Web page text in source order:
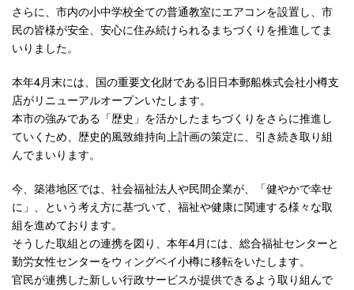
さらに、市内の小中学校全ての普通教室にエアコンを設置し、市
民の皆様が安全、安心に住み続けられるまちづくりを推進してま
いりました。
本年4月末には、国の重要文化財である旧日本郵船株式会社小樽支
店がリニューアルオープンいたします。
本市の強みである「歴史」を活かしたまちづくりをさらに推進し
ていくため、歴史的風致維持向上計画の策定に、引き続き取り組
んでまいります。
今、築港地区では、社会福祉法人や民間企業が、「健やかで幸せ
に」、という考え方に基づいて、福祉や健康に関連する様々な取
組を進めております。
そうした取組との連携を図り、本年4月には、総合福祉センターと
勤労女性センターをウィングベイ小樽に移転をいたします。
官民が連携した新しい行政サービスが提供できるよう取り組んで